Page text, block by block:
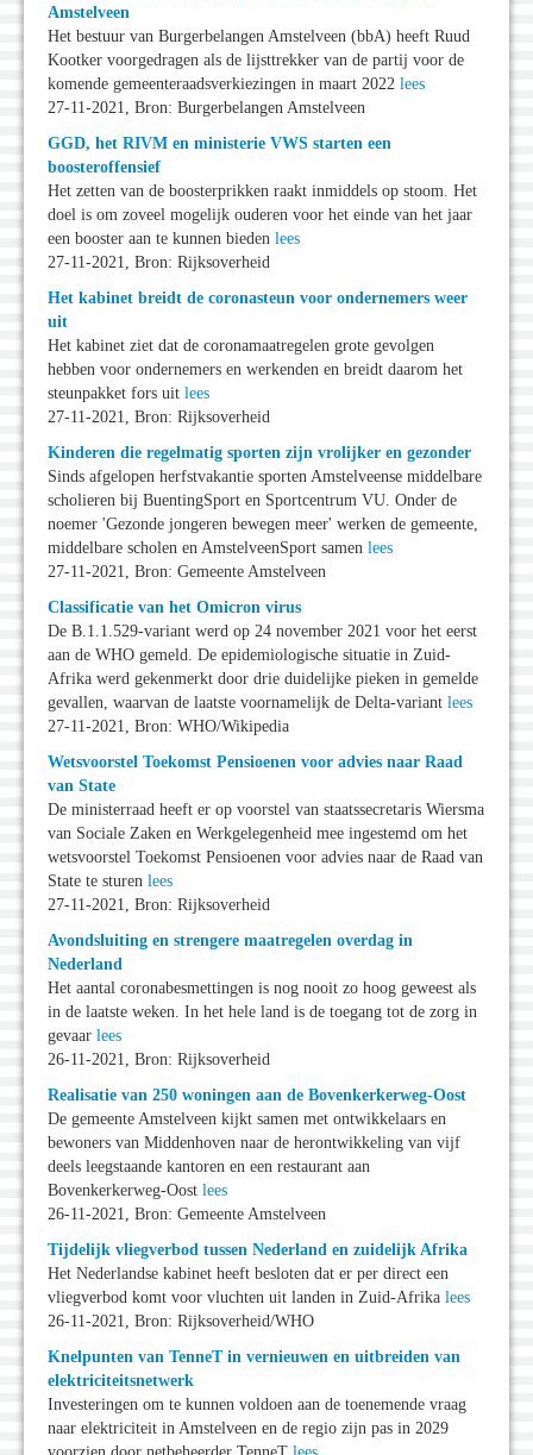
Amstelveen
Het bestuur van Burgerbelangen Amstelveen (bbA) heeft Ruud
Kootker voorgedragen als de lijsttrekker van de partij voor de
komende gemeenteraadsverkiezingen in maart 2022 lees
27-11-2021, Bron: Burgerbelangen Amstelveen
GGD, het RIVM en ministerie VWS starten een
boosteroffensief
Het zetten van de boosterprikken raakt inmiddels op stoom. Het
doel is om zoveel mogelijk ouderen voor het einde van het jaar
een booster aan te kunnen bieden lees
27-11-2021, Bron: Rijksoverheid
Het kabinet breidt de coronasteun voor ondernemers weer
uit
Het kabinet ziet dat de coronamaatregelen grote gevolgen
hebben voor ondernemers en werkenden en breidt daarom het
steunpakket fors uit lees
27-11-2021, Bron: Rijksoverheid
Kinderen die regelmatig sporten zijn vrolijker en gezonder
Sinds afgelopen herfstvakantie sporten Amstelveense middelbare
scholieren bij BuentingSport en Sportcentrum VU. Onder de
noemer 'Gezonde jongeren bewegen meer' werken de gemeente,
middelbare scholen en AmstelveenSport samen lees
27-11-2021, Bron: Gemeente Amstelveen
Classificatie van het Omicron virus
De B.1.1.529-variant werd op 24 november 2021 voor het eerst
aan de WHO gemeld. De epidemiologische situatie in Zuid-
Afrika werd gekenmerkt door drie duidelijke pieken in gemelde
gevallen, waarvan de laatste voornamelijk de Delta-variant lees
27-11-2021, Bron: WHO/Wikipedia
Wetsvoorstel Toekomst Pensioenen voor advies naar Raad
van State
De ministerraad heeft er op voorstel van staatssecretaris Wiersma
van Sociale Zaken en Werkgelegenheid mee ingestemd om het
wetsvoorstel Toekomst Pensioenen voor advies naar de Raad van
State te sturen lees
27-11-2021, Bron: Rijksoverheid
Avondsluiting en strengere maatregelen overdag in
Nederland
Het aantal coronabesmettingen is nog nooit zo hoog geweest als
in de laatste weken. In het hele land is de toegang tot de zorg in
gevaar lees
26-11-2021, Bron: Rijksoverheid
Realisatie van 250 woningen aan de Bovenkerkerweg-Oost
De gemeente Amstelveen kijkt samen met ontwikkelaars en
bewoners van Middenhoven naar de herontwikkeling van vijf
deels leegstaande kantoren en een restaurant aan
Bovenkerkerweg-Oost lees
26-11-2021, Bron: Gemeente Amstelveen
Tijdelijk vliegverbod tussen Nederland en zuidelijk Afrika
Het Nederlandse kabinet heeft besloten dat er per direct een
vliegverbod komt voor vluchten uit landen in Zuid-Afrika lees
26-11-2021, Bron: Rijksoverheid/WHO
Knelpunten van TenneT in vernieuwen en uitbreiden van
elektriciteitsnetwerk
Investeringen om te kunnen voldoen aan de toenemende vraag
naar elektriciteit in Amstelveen en de regio zijn pas in 2029